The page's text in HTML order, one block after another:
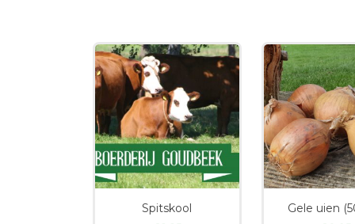
Spitskool
Gele uien